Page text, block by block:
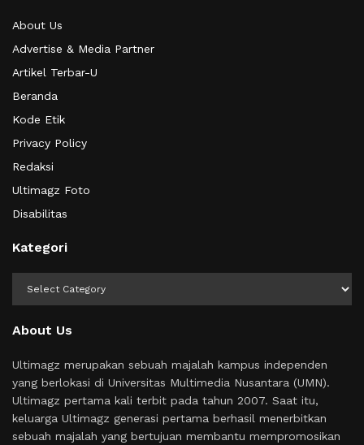
About Us
Advertise & Media Partner
Artikel Terbar-U
Beranda
Kode Etik
Privacy Policy
Redaksi
Ultimagz Foto
Disabilitas
Kategori
About Us
Ultimagz merupakan sebuah majalah kampus independen
yang berlokasi di Universitas Multimedia Nusantara (UMN).
Ultimagz pertama kali terbit pada tahun 2007. Saat itu,
keluarga Ultimagz generasi pertama berhasil menerbitkan
sebuah majalah yang bertujuan membantu mempromosikan